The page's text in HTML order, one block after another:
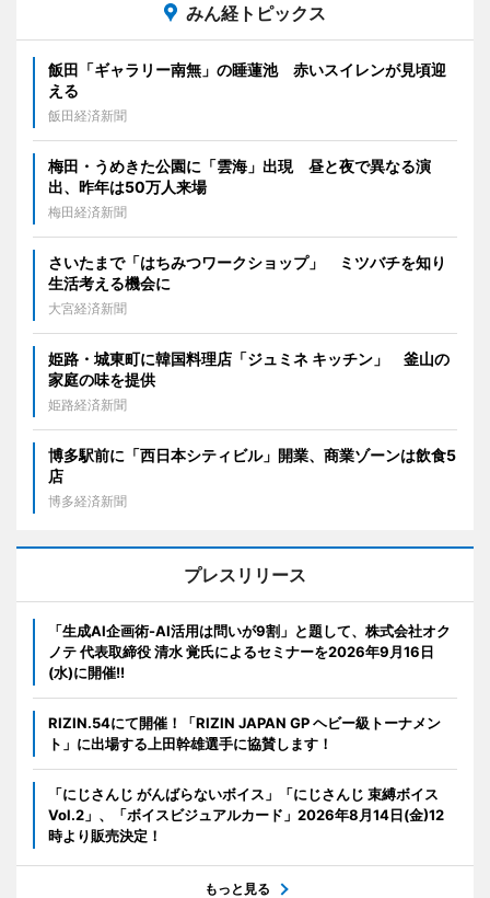
みん経トピックス
飯田「ギャラリー南無」の睡蓮池 赤いスイレンが見頃迎
える
飯田経済新聞
梅田・うめきた公園に「雲海」出現 昼と夜で異なる演
出、昨年は50万人来場
梅田経済新聞
さいたまで「はちみつワークショップ」 ミツバチを知り
生活考える機会に
大宮経済新聞
姫路・城東町に韓国料理店「ジュミネ キッチン」 釜山の
家庭の味を提供
姫路経済新聞
博多駅前に「西日本シティビル」開業、商業ゾーンは飲食5
店
博多経済新聞
プレスリリース
「生成AI企画術-AI活用は問いが9割」と題して、株式会社オク
ノテ 代表取締役 清水 覚氏によるセミナーを2026年9月16日
(水)に開催!!
RIZIN.54にて開催！「RIZIN JAPAN GP ヘビー級トーナメン
ト」に出場する上田幹雄選手に協賛します！
「にじさんじ がんばらないボイス」「にじさんじ 束縛ボイス
Vol.2」、「ボイスビジュアルカード」2026年8月14日(金)12
時より販売決定！
もっと見る